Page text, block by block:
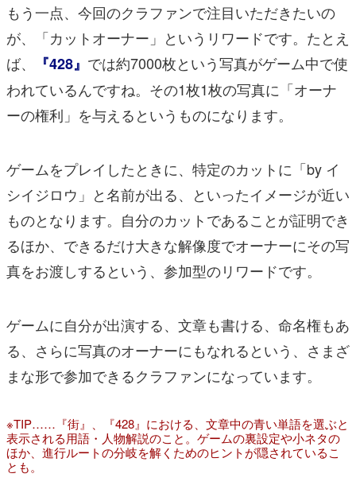
もう一点、今回のクラファンで注目いただきたいの
が、「カットオーナー」というリワードです。たとえ
ば、
『428』 では約7000枚という写真がゲーム中で使
われているんですね。その1枚1枚の写真に「オーナ
ーの権利」を与えるというものになります。
ゲームをプレイしたときに、特定のカットに「by イ
シイジロウ」と名前が出る、といったイメージが近い
ものとなります。自分のカットであることが証明でき
るほか、できるだけ大きな解像度でオーナーにその写
真をお渡しするという、参加型のリワードです。
ゲームに自分が出演する、文章も書ける、命名権もあ
る、さらに写真のオーナーにもなれるという、さまざ
まな形で参加できるクラファンになっています。
※TIP……『街』、『428』における、文章中の青い単語を選ぶと
表示される用語・人物解説のこと。ゲームの裏設定や小ネタの
ほか、進行ルートの分岐を解くためのヒントが隠されているこ
とも。